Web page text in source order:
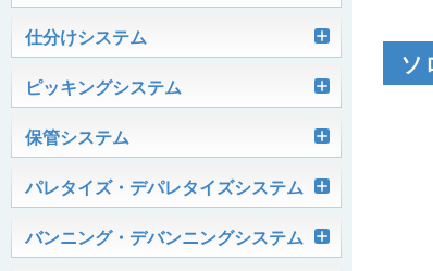
ベルコンミニ
ファインコンベヤ
マグネット駆動コンベヤ
ジャブコン®
プラスチックベルトコンベヤ
ケース搬送コンベヤ
ユニコンV
ユニコンJr
クールコンベヤ®Ⅱ
チェーン駆動ローラコンベヤ
グラビティコンベヤ
ローラコンベヤ
ホイールコンベヤ
フリーカーブコンベヤ
モータローラ＆コンベヤ
モータローラ単体
モータローラコンベヤ
マテハン機器
オークラホッパー
生産終了品
Skypod®（スカイポッド）
AGVシステム
OKURUN® /TW300
仕分けシステム
ユニソーター
ハイスピードソーター
ディスクソーター
アングルソーター
ピッキングシステム
PTIシステム
ピカトルシリーズ
HASS（ハズ）シリーズ
保管システム
Quick Shuttle®
パレタイズ・デパレタイズシステム
ロボットパレタイザ
バンニング・デバンニングシステム
ソ